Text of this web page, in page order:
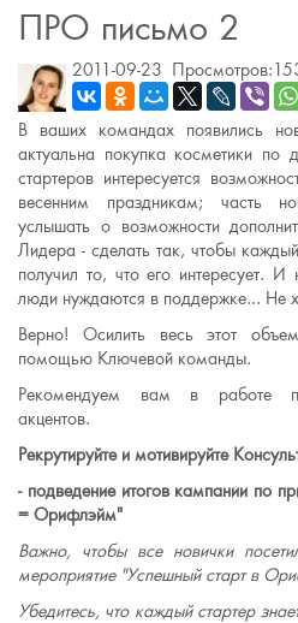
ПРО письмо 2
2011-09-23
В ваших командах появились
актуальна покупка косметики по
стартеров интересуется
весенним праздникам; часть
услышать о возможности
Лидера - сделать так, чтобы
получил то, что его интересует.
люди нуждаются в поддержке... Не
Верно! Осилить весь этот
помощью Ключевой команды.
Рекомендуем вам в работе
акцентов.
Рекрутируйте и мотивируйте
- подведение итогов кампании по
= Орифлэйм"
Важно, чтобы все новички
мероприятие "Успешный старт в
Убедитесь, что каждый стартер